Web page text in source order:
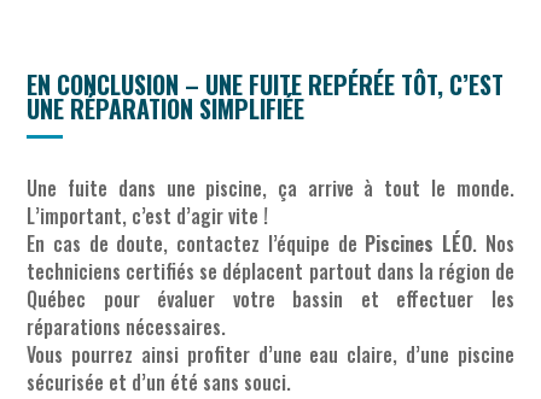
EN CONCLUSION – UNE FUITE REPÉRÉE TÔT, C’EST
UNE RÉPARATION SIMPLIFIÉE
Une fuite dans une piscine, ça arrive à tout le monde.
L’important, c’est d’agir vite !
En cas de doute, contactez l’équipe de Piscines LÉO. Nos
techniciens certifiés se déplacent partout dans la région de
Québec pour évaluer votre bassin et effectuer les
réparations nécessaires.
Vous pourrez ainsi profiter d’une eau claire, d’une piscine
sécurisée et d’un été sans souci.